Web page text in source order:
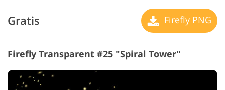
Gratis Firefly PNG
Firefly Transparent #25 "Spiral Tower"